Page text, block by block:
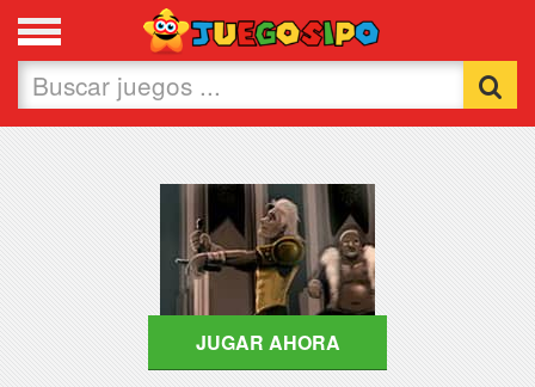
Favoritos
Nuevos
JUGAR AHORA